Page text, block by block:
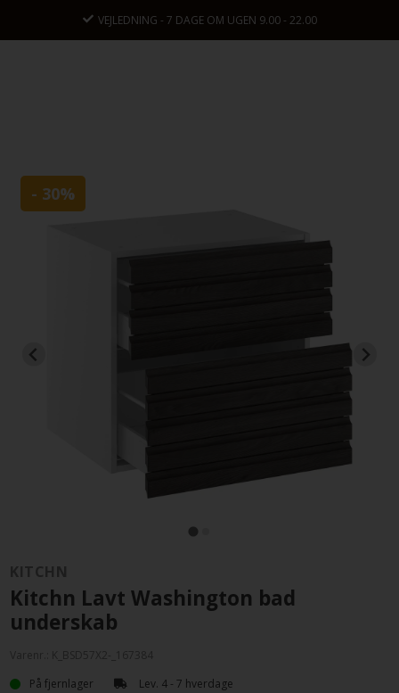
VEJLEDNING - 7 DAGE OM UGEN 9.00 - 22.00
- 30%
Kitchn Lavt Washington bad
underskab
På fjernlager
Lev. 4 - 7 hverdage